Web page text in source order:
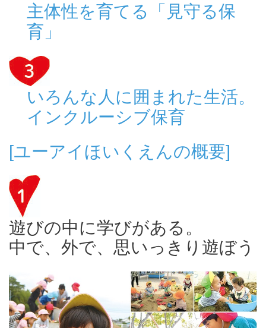
主体性を育てる「見守る保
育」
いろんな人に囲まれた生活。
インクルーシブ保育
[ユーアイほいくえんの概要]
遊びの中に学びがある。
中で、外で、思いっきり遊ぼう